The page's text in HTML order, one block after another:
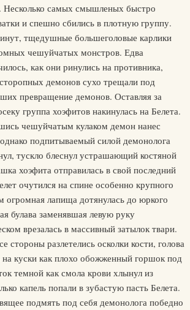
Несколько самых смышленых быстро
и спешно сбились в плотную группу.
тщедушные большеголовые карлики
чешуйчатых монстров. Едва
как они ринулись на противника,
демонов сухо трещали под
превращение демонов. Оставляя за
группа хоэфитов накинулась на Белета.
чешуйчатым кулаком демон нанес
подпитываемый силой демонолога
тускло блеснул устрашающий костяной
хоэфита отправилась в свой последний
очутился на спине особенно крупного
лапища дотянулась до юркого
булава заменявшая левую руку
врезалась в массивный затылок твари.
стороны разлетелись осколки кости, голова
на куски как плохо обожженный горшок под
темной как смола крови хлынул из
капель попали в зубастую пасть Белета.
подмять под себя демонолога победно